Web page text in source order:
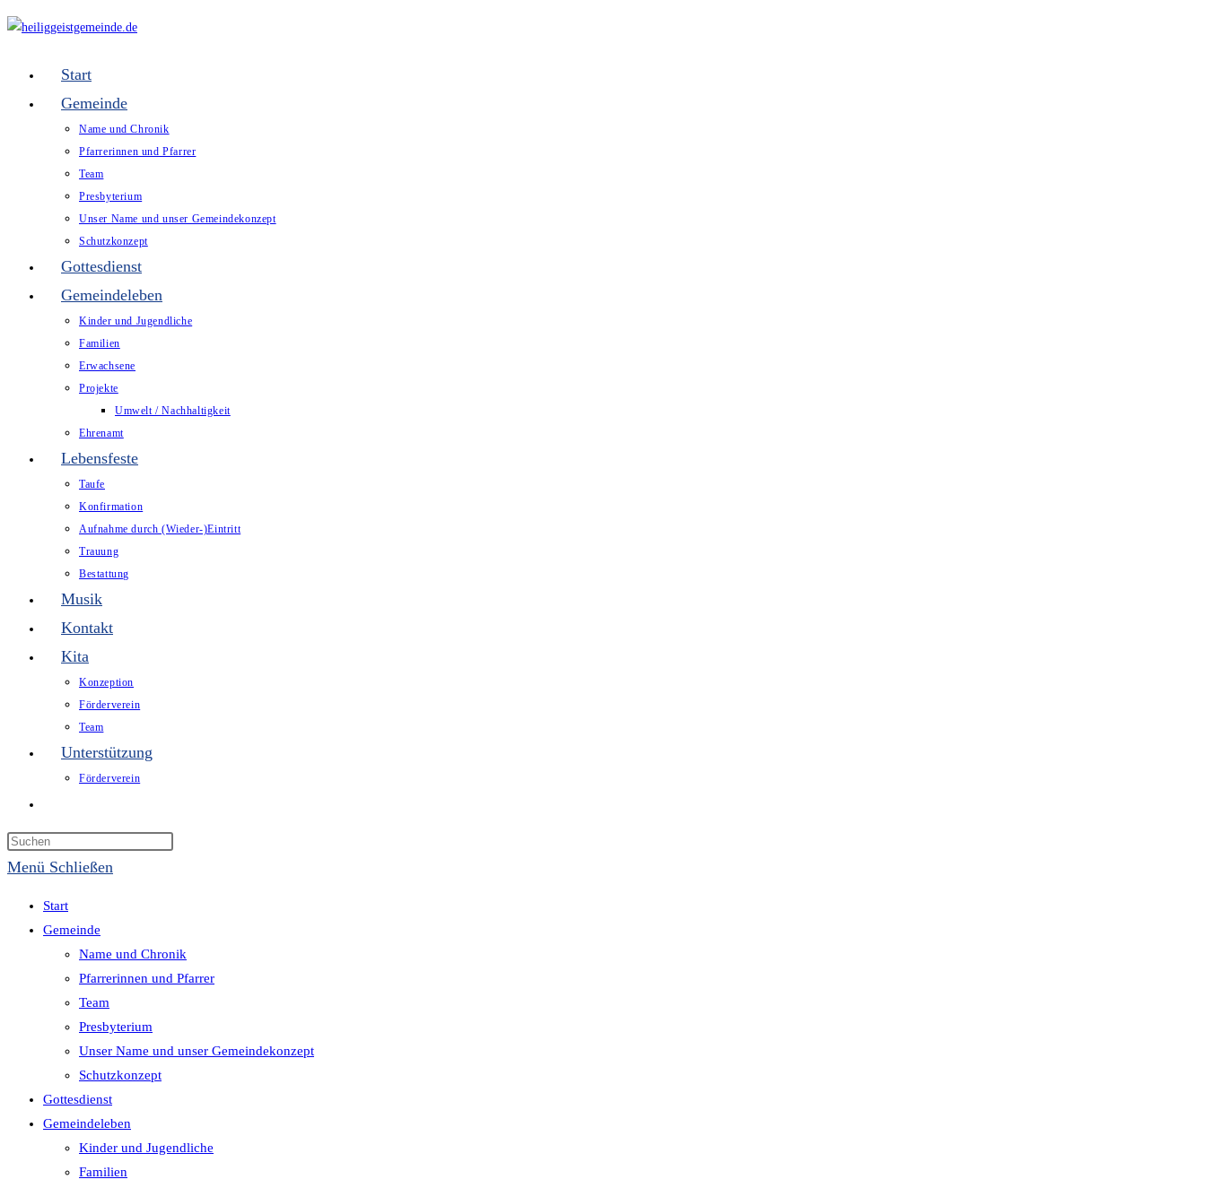
Zum
Start
Gemeinde
Name und Chronik
Pfarrerinnen und Pfarrer
Team
Presbyterium
Unser Name und unser Gemeindekonzept
Schutzkonzept
Gottesdienst
Gemeindeleben
Kinder und Jugendliche
Familien
Erwachsene
Projekte
Umwelt / Nachhaltigkeit
Ehrenamt
Lebensfeste
Taufe
Konfirmation
Aufnahme durch (Wieder-)Eintritt
Trauung
Bestattung
Musik
Kontakt
Kita
Konzeption
Förderverein
Team
Unterstützung
Förderverein
Suche
umschalten
Menü Schließen
Start
Gemeinde
Name und Chronik
Pfarrerinnen und Pfarrer
Team
Presbyterium
Unser Name und unser Gemeindekonzept
Schutzkonzept
Gottesdienst
Gemeindeleben
Kinder und Jugendliche
Familien